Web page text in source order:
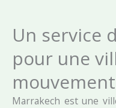
Un service
pour une
mouvement
Marrakech est une